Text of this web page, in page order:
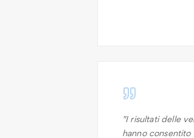
"I risultati delle
hanno consentito